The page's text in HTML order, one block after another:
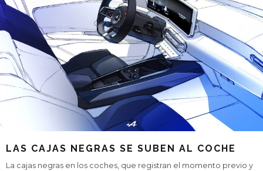
LAS CAJAS NEGRAS SE SUBEN AL COCHE
La cajas negras en los coches, que registran el momento previo y